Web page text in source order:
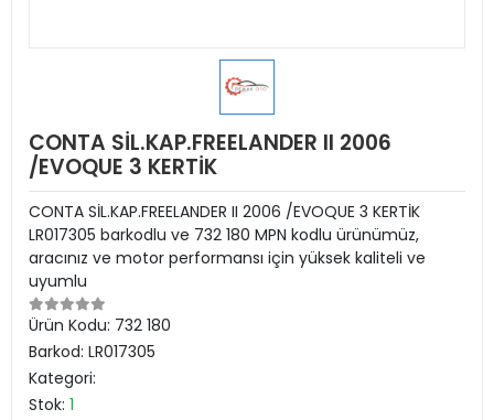
CONTA SİL.KAP.FREELANDER II 2006
/EVOQUE 3 KERTİK
CONTA SİL.KAP.FREELANDER II 2006 /EVOQUE 3 KERTİK
LR017305 barkodlu ve 732 180 MPN kodlu ürünümüz,
aracınız ve motor performansı için yüksek kaliteli ve
uyumlu
Ürün Kodu: 732 180
Barkod: LR017305
Kategori:
Stok: 1